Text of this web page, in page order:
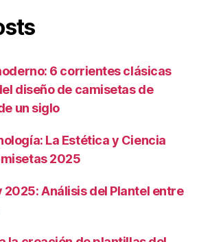
6 corrientes clásicas
diseño de camisetas de
un siglo
La Estética y Ciencia
2025
Análisis del Plantel entre